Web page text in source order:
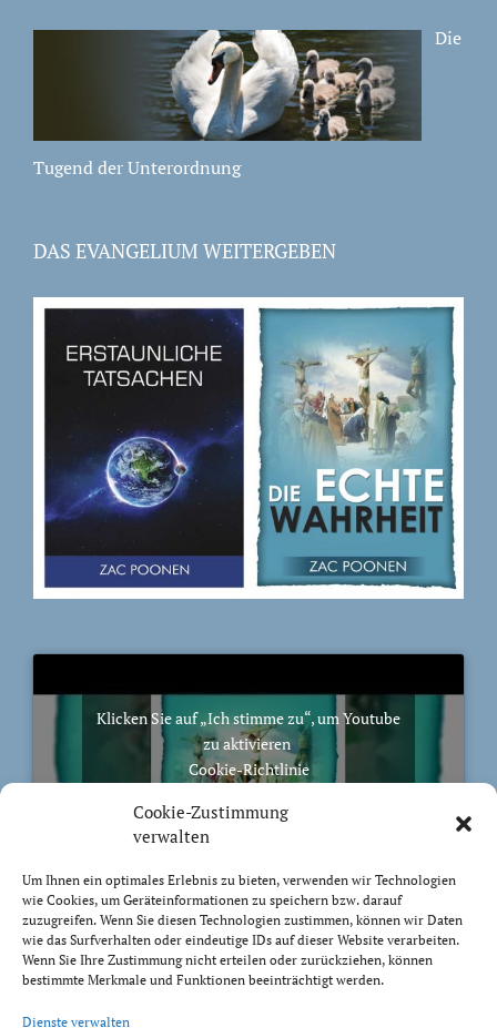
Cookie-Zustimmung
verwalten
Um Ihnen ein optimales Erlebnis zu bieten, verwenden wir Technologien
wie Cookies, um Geräteinformationen zu speichern bzw. darauf
zuzugreifen. Wenn Sie diesen Technologien zustimmen, können wir Daten
wie das Surfverhalten oder eindeutige IDs auf dieser Website verarbeiten.
Wenn Sie Ihre Zustimmung nicht erteilen oder zurückziehen, können
bestimmte Merkmale und Funktionen beeinträchtigt werden.
Dienste verwalten
Die
Tugend der Unterordnung
DAS EVANGELIUM WEITERGEBEN
Klicken Sie auf „Ich stimme zu“, um Youtube
zu aktivieren
Cookie-Richtlinie
Ich stimme zu
BIBELVERS DES TAGES